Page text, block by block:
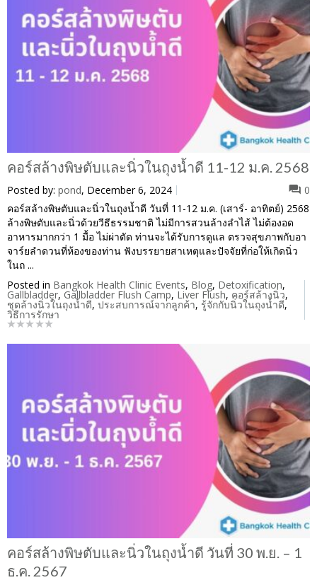
คอร์สล้างพิษตับและนิ่วในถุงน้ำดี 11-12 ม.ค. 2568
Posted by: pond, December 6, 2024
0
คอร์สล้างพิษตับและนิ่วในถุงน้ำดี วันที่ 11-12 ม.ค. (เสาร์- อาทิตย์) 2568
ล้างพิษตับและนิ่วด้วยวีธีธรรมชาติ ไม่มีการสวนล้างลำไส้ ไม่ต้องอด
อาหารมากกว่า 1 มื้อ ไม่ผ่าตัด ท่านจะได้รับการดูแล ตรวจสุขภาพกับอา
จาร์ยลำดวนที่ห้องของท่าน ฟังบรรยายสาเหตุและปัจจัยที่ก่อให้เกิดนิ่ว
ในถ ...
Posted in Bangkok Health Clinic Events, Blog, Detoxification,
Gallbladder, Gallbladder Flush Camp, Liver Flush, คอร์สล้างนิ่ว,
ชุดล้างนิ่วในถุงน้ำดี, ประสบการณ์จากลูกค้า, รู้จักกับนิ่วในถุงน้ำดี,
วิธีการรักษา
คอร์สล้างพิษตับและนิ่วในถุงน้ำดี วันที่ 30 พ.ย. – 1
ธ.ค. 2567